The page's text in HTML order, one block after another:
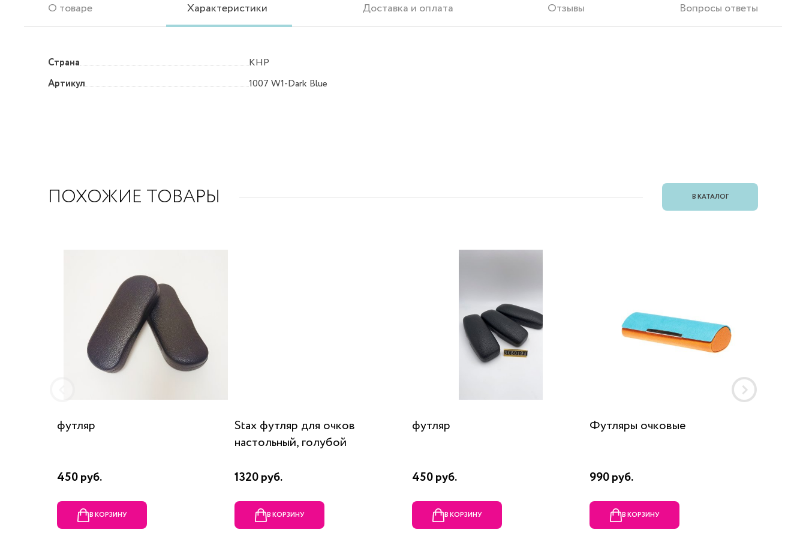
О товаре Характеристики Доставка и оплата Отзывы Вопросы ответы
Страна
КНР
Артикул
1007 W1-Dark Blue
ПОХОЖИЕ ТОВАРЫ В КАТАЛОГ
футляр
450 руб.
В КОРЗИНУ
Stax футляр для очков
настольный, голубой
1320 руб.
В КОРЗИНУ
футляр
450 руб.
В КОРЗИНУ
Футляры очковые
990 руб.
В КОРЗИНУ